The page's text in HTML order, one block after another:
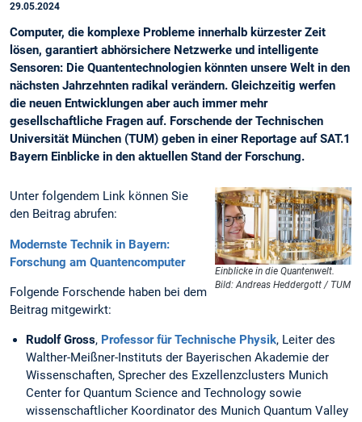
29.05.2024
Computer, die komplexe Probleme innerhalb kürzester Zeit
lösen, garantiert abhörsichere Netzwerke und intelligente
Sensoren: Die Quantentechnologien könnten unsere Welt in den
nächsten Jahrzehnten radikal verändern. Gleichzeitig werfen
die neuen Entwicklungen aber auch immer mehr
gesellschaftliche Fragen auf. Forschende der Technischen
Universität München (TUM) geben in einer Reportage auf SAT.1
Bayern Einblicke in den aktuellen Stand der Forschung.
Einblicke in die Quantenwelt.
Bild: Andreas Heddergott / TUM
Unter folgendem Link können Sie
den Beitrag abrufen:
Modernste Technik in Bayern:
Forschung am Quantencomputer
Folgende Forschende haben bei dem
Beitrag mitgewirkt:
Rudolf Gross, Professor für Technische Physik, Leiter des
Walther-Meißner-Instituts der Bayerischen Akademie der
Wissenschaften, Sprecher des Exzellenzclusters Munich
Center for Quantum Science and Technology sowie
wissenschaftlicher Koordinator des Munich Quantum Valley